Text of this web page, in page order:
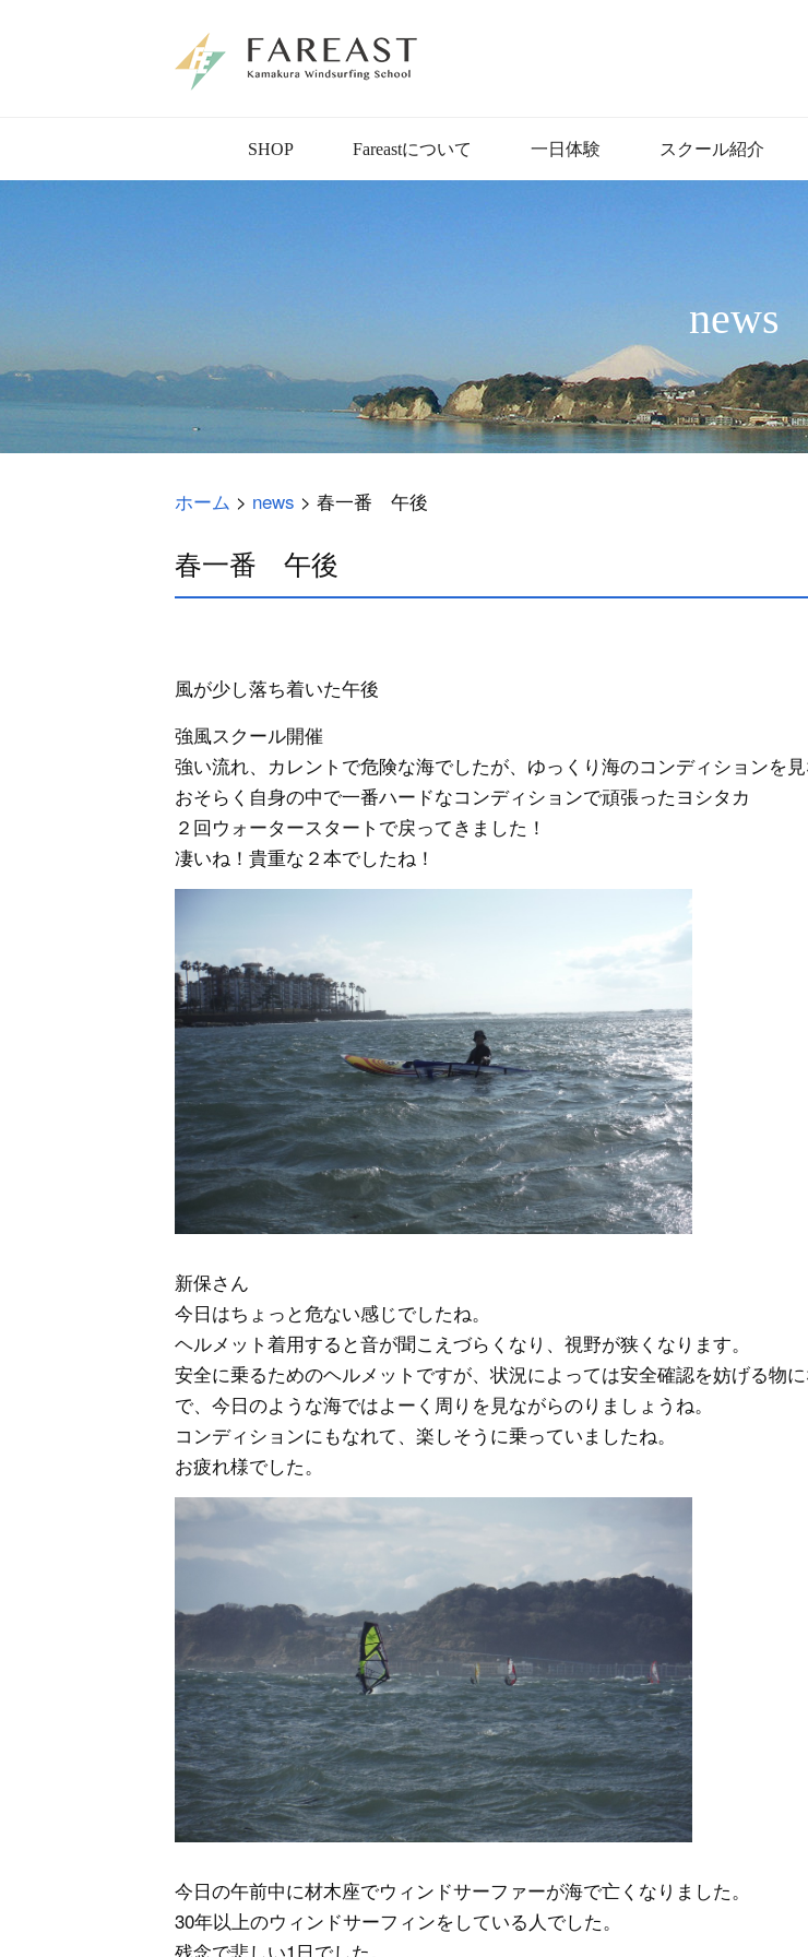
SHOP Fareastについて 一日体験 スクール紹介
news
ホーム > news > 春一番 午後
春一番 午後
風が少し落ち着いた午後
強風スクール開催
強い流れ、カレントで危険な海でしたが、ゆっくり海のコンディションを見
おそらく自身の中で一番ハードなコンディションで頑張ったヨシタカ
２回ウォータースタートで戻ってきました！
凄いね！貴重な２本でしたね！
新保さん
今日はちょっと危ない感じでしたね。
ヘルメット着用すると音が聞こえづらくなり、視野が狭くなります。
安全に乗るためのヘルメットですが、状況によっては安全確認を妨げる物
で、今日のような海ではよーく周りを見ながらのりましょうね。
コンディションにもなれて、楽しそうに乗っていましたね。
お疲れ様でした。
今日の午前中に材木座でウィンドサーファーが海で亡くなりました。
30年以上のウィンドサーフィンをしている人でした。
残念で悲しい1日でした。